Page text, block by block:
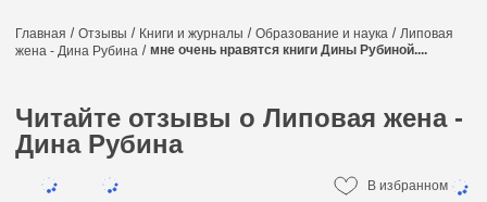
Главная Отзывы Книги и журналы Образование и наука
Липовая
жена - Дина Рубина
мне очень нравятся книги Дины Рубиной....
В избранном
Читайте отзывы о Липовая жена -
Дина Рубина